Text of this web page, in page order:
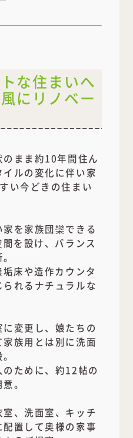
な住まいへ
にリノベー
まま約10年間住ん
ルの変化に伴い家
い今どきの住まい
を家族団欒できる
を設け、バランス
床や造作カウンタ
れるナチュラルな
変更し、娘たちの
族用とは別に洗面
ために、約12帖の
。
、洗面室、キッチ
置して奥様の家事